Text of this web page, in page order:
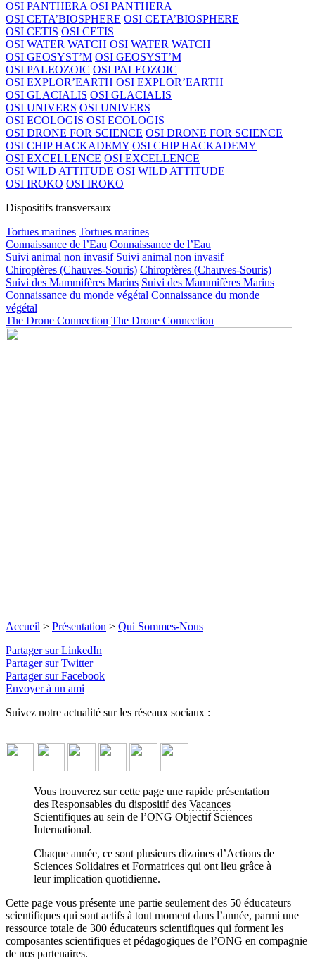
OSI PANTHERA OSI PANTHERA
OSI CETA’BIOSPHERE OSI CETA’BIOSPHERE
OSI CETIS OSI CETIS
OSI WATER WATCH OSI WATER WATCH
OSI GEOSYST’M OSI GEOSYST’M
OSI PALEOZOIC OSI PALEOZOIC
OSI EXPLOR’EARTH OSI EXPLOR’EARTH
OSI GLACIALIS OSI GLACIALIS
OSI UNIVERS OSI UNIVERS
OSI ECOLOGIS OSI ECOLOGIS
OSI DRONE FOR SCIENCE OSI DRONE FOR SCIENCE
OSI CHIP HACKADEMY OSI CHIP HACKADEMY
OSI EXCELLENCE OSI EXCELLENCE
OSI WILD ATTITUDE OSI WILD ATTITUDE
OSI IROKO OSI IROKO
Dispositifs transversaux
Tortues marines Tortues marines
Connaissance de l’Eau Connaissance de l’Eau
Suivi animal non invasif Suivi animal non invasif
Chiroptères (Chauves-Souris) Chiroptères (Chauves-Souris)
Suivi des Mammifères Marins Suivi des Mammifères Marins
Connaissance du monde végétal Connaissance du monde
végétal
The Drone Connection The Drone Connection
Qui Sommes-Nous
1 encadrant pour 6 participants – ça fait beaucoup de monde !
Lire le descriptif détaillé plus bas ↓
Accueil > Présentation > Qui Sommes-Nous
Partager sur LinkedIn
Partager sur Twitter
Partager sur Facebook
Envoyer à un ami
Suivez notre actualité sur les réseaux sociaux :
Vous trouverez sur cette page une rapide présentation
des Responsables du dispositif des Vacances
Scientifiques au sein de l’ONG Objectif Sciences
International.
Chaque année, ce sont plusieurs dizaines d’Actions de
Sciences Solidaires et Formatrices qui ont lieu grâce à
leur implication quotidienne.
Cette page vous présente une partie seulement des 50 éducateurs
scientifiques qui sont actifs à tout moment dans l’année, parmi une
ressource totale de 300 éducateurs scientifiques qui forment les
composantes scientifiques et pédagogiques de l’ONG en compagnie
de nos partenaires.